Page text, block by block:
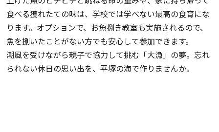
食べる獲れたての味は、学校では学べない最高の食育にな
ります。オプションで、お魚捌き教室も実施されるので、
魚を捌いたことがない方でも安心して参加できます。
潮風を受けながら親子で協力して挑む「大漁」の夢。忘れ
られない休日の思い出を、平塚の海で作りませんか。